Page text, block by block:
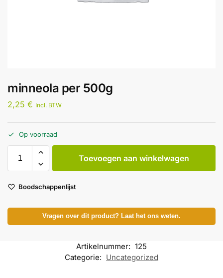
minneola per 500g
2,25 € Incl. BTW
Op voorraad
Toevoegen aan winkelwagen
Boodschappenlijst
Vragen over dit product? Laat het ons weten.
Artikelnummer: 125
Categorie: Uncategorized